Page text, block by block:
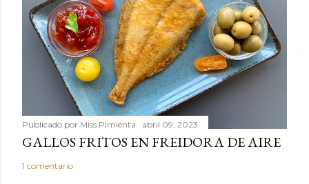
r
i
o
Publicado por Miss Pimienta abril 09, 2023
GALLOS FRITOS EN FREIDORA DE AIRE
1 comentario